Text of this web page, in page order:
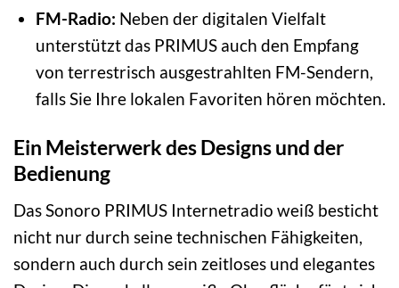
FM-Radio: Neben der digitalen Vielfalt
unterstützt das PRIMUS auch den Empfang
von terrestrisch ausgestrahlten FM-Sendern,
falls Sie Ihre lokalen Favoriten hören möchten.
Ein Meisterwerk des Designs und der
Bedienung
Das Sonoro PRIMUS Internetradio weiß besticht
nicht nur durch seine technischen Fähigkeiten,
sondern auch durch sein zeitloses und elegantes